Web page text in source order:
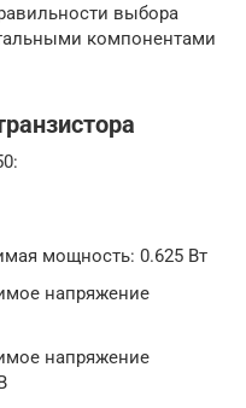
выбора
компонентами
мощность: 0.625 Вт
напряжение
напряжение